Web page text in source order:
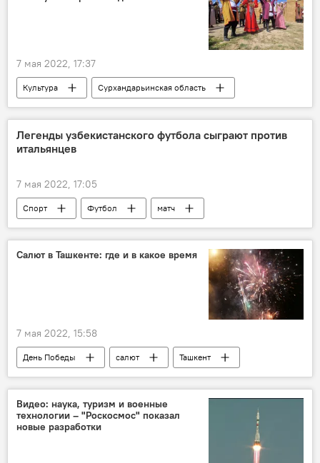
7 мая 2022, 17:37
Культура
Сурхандарьинская область
фестиваль
Легенды узбекистанского футбола сыграют против
итальянцев
7 мая 2022, 17:05
Спорт Футбол матч
Салют в Ташкенте: где и в какое время
7 мая 2022, 15:58
День Победы салют Ташкент
Видео: наука, туризм и военные
технологии – "Роскосмос" показал
новые разработки